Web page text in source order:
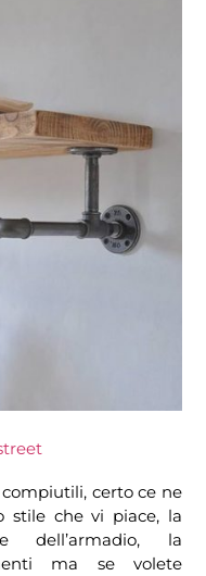
certo ce ne
stile che vi piace, la
dell’armadio, la
ma se volete